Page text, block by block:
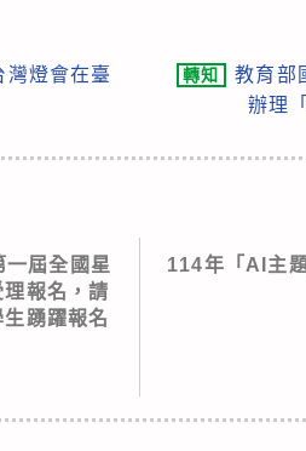
燈會在臺
轉知
教育部
辦理
一屆全國星
報名，請
踴躍報名
114年「AI主